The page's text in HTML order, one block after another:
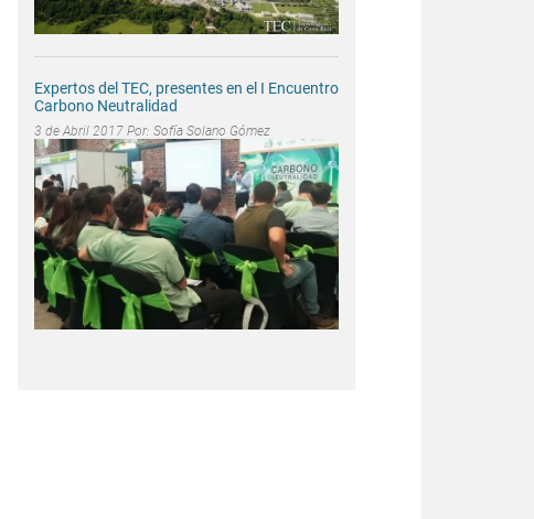
Expertos del TEC, presentes en el I Encuentro
Carbono Neutralidad
3 de Abril 2017 Por: Sofía Solano Gómez